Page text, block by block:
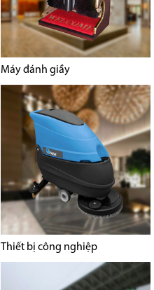
Máy đánh giầy
Thiết bị công nghiệp